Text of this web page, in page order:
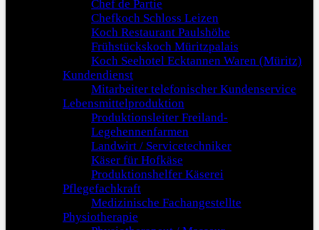
Chef de Partie
Chefkoch Schloss Leizen
Koch Restaurant Paulshöhe
Frühstückskoch Müritzpalais
Koch Seehotel Ecktannen Waren (Müritz)
Kundendienst
Mitarbeiter telefonischer Kundenservice
Lebensmittelproduktion
Produktionsleiter Freiland-
Legehennenfarmen
Landwirt / Servicetechniker
Käser für Hofkäse
Produktionshelfer Käserei
Pflegefachkraft
Medizinische Fachangestellte
Physiotherapie